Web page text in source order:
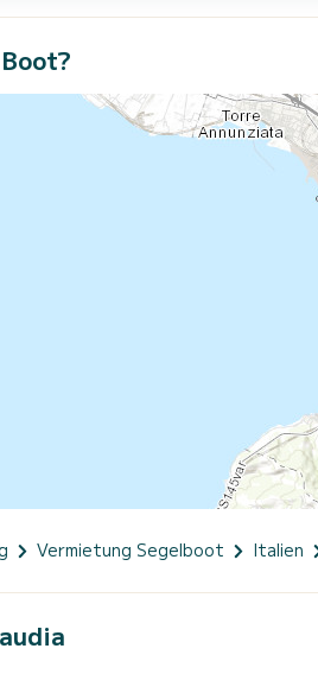
Vermietung Segelboot Italien